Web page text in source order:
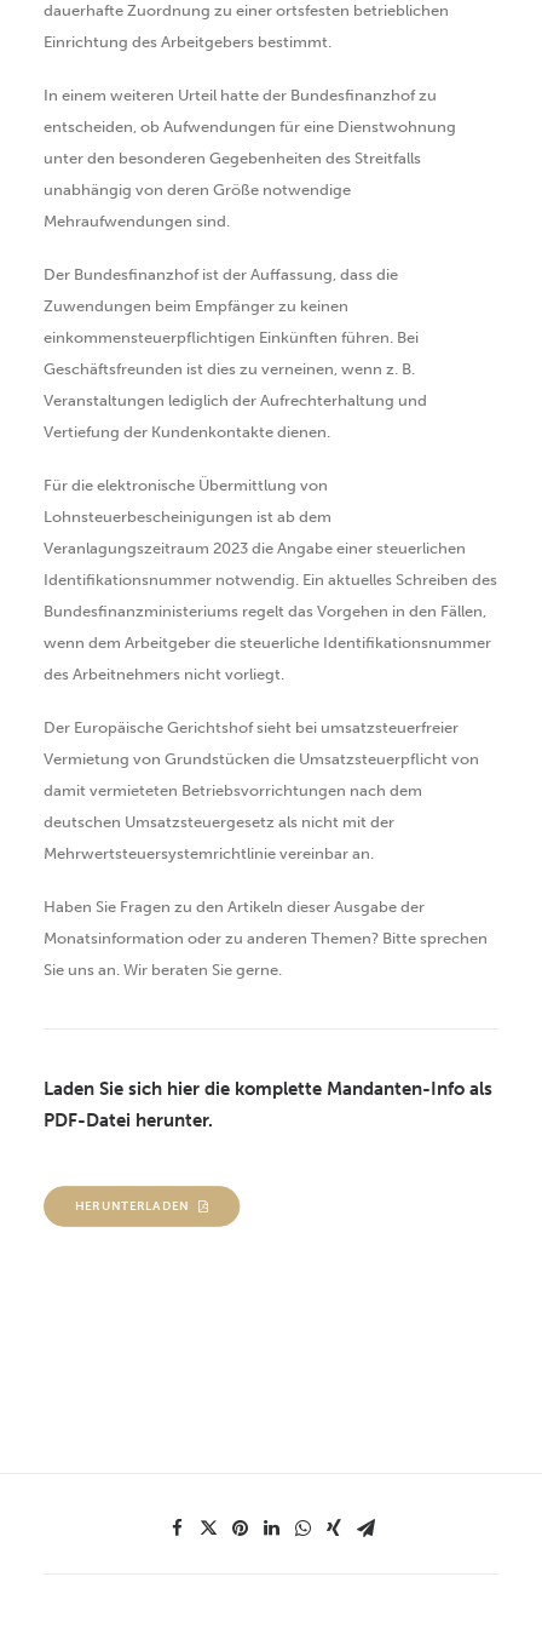
dauerhafte Zuordnung zu einer ortsfesten betrieblichen
Einrichtung des Arbeitgebers bestimmt.
In einem weiteren Urteil hatte der Bundesfinanzhof zu
entscheiden, ob Aufwendungen für eine Dienstwohnung
unter den besonderen Gegebenheiten des Streitfalls
unabhängig von deren Größe notwendige
Mehraufwendungen sind.
Der Bundesfinanzhof ist der Auffassung, dass die
Zuwendungen beim Empfänger zu keinen
einkommensteuerpflichtigen Einkünften führen. Bei
Geschäftsfreunden ist dies zu verneinen, wenn z. B.
Veranstaltungen lediglich der Aufrechterhaltung und
Vertiefung der Kundenkontakte dienen.
Für die elektronische Übermittlung von
Lohnsteuerbescheinigungen ist ab dem
Veranlagungszeitraum 2023 die Angabe einer steuerlichen
Identifikationsnummer notwendig. Ein aktuelles Schreiben des
Bundesfinanzministeriums regelt das Vorgehen in den Fällen,
wenn dem Arbeitgeber die steuerliche Identifikationsnummer
des Arbeitnehmers nicht vorliegt.
Der Europäische Gerichtshof sieht bei umsatzsteuerfreier
Vermietung von Grundstücken die Umsatzsteuerpflicht von
damit vermieteten Betriebsvorrichtungen nach dem
deutschen Umsatzsteuergesetz als nicht mit der
Mehrwertsteuersystemrichtlinie vereinbar an.
Haben Sie Fragen zu den Artikeln dieser Ausgabe der
Monatsinformation oder zu anderen Themen? Bitte sprechen
Sie uns an. Wir beraten Sie gerne.
Laden Sie sich hier die komplette Mandanten-Info als
PDF-Datei herunter.
HERUNTERLADEN